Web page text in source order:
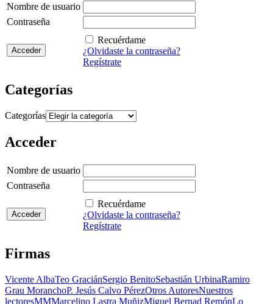
Nombre de usuario
Contraseña
Recuérdame
¿Olvidaste la contraseña?
Regístrate
Categorías
Categorías
Acceder
Nombre de usuario
Contraseña
Recuérdame
¿Olvidaste la contraseña?
Regístrate
Firmas
Vicente AlbaTeo GraciánSergio BenitoSebastián UrbinaRamiro
Grau MoranchoP. Jesús Calvo PérezOtros AutoresNuestros
lectoresMMMarcelino Lastra MuñizMiguel Bernad RemónLo